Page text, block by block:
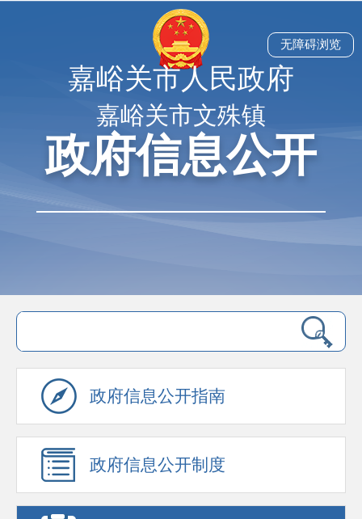
嘉峪关市人民政府
嘉峪关市文殊镇
政府信息公开
无障碍浏览
政府信息公开指南
政府信息公开制度